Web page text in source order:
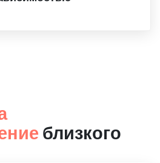
близкого